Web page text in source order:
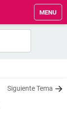
MENU
Siguiente Tema